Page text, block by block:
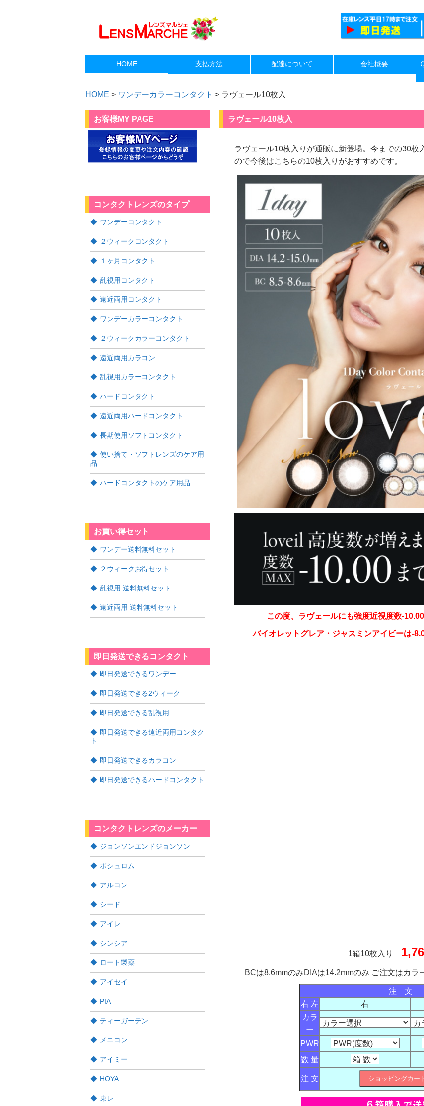
HOME 支払方法 配達について 会社概要
HOME > ワンデーカラーコンタクト > ラヴェール10枚入
ラヴェール10枚入
ラヴェール10枚入りが通販に新登場。今までの30枚
ので今後はこちらの10枚入りがおすすめです。
この度、ラヴェールにも強度近視度数-
バイオレットグレア・ジャスミンアイビーは-
お客様MY PAGE
コンタクトレンズのタイプ
ワンデーコンタクト
２ウィークコンタクト
１ヶ月コンタクト
乱視用コンタクト
遠近両用コンタクト
ワンデーカラーコンタクト
２ウィークカラーコンタクト
遠近両用カラコン
乱視用カラーコンタクト
ハードコンタクト
遠近両用ハードコンタクト
長期使用ソフトコンタクト
使い捨て・ソフトレンズのケア用
品
ハードコンタクトのケア用品
お買い得セット
ワンデー送料無料セット
２ウィークお得セット
乱視用 送料無料セット
遠近両用 送料無料セット
即日発送できるコンタクト
即日発送できるワンデー
即日発送できる2ウィーク
即日発送できる乱視用
即日発送できる遠近両用コンタク
ト
即日発送できるカラコン
即日発送できるハードコンタクト
コンタクトレンズのメーカー
ジョンソンエンドジョンソン
ボシュロム
アルコン
シード
アイレ
シンシア
ロート製薬
アイセイ
PIA
ティーガーデン
メニコン
アイミー
HOYA
東レ